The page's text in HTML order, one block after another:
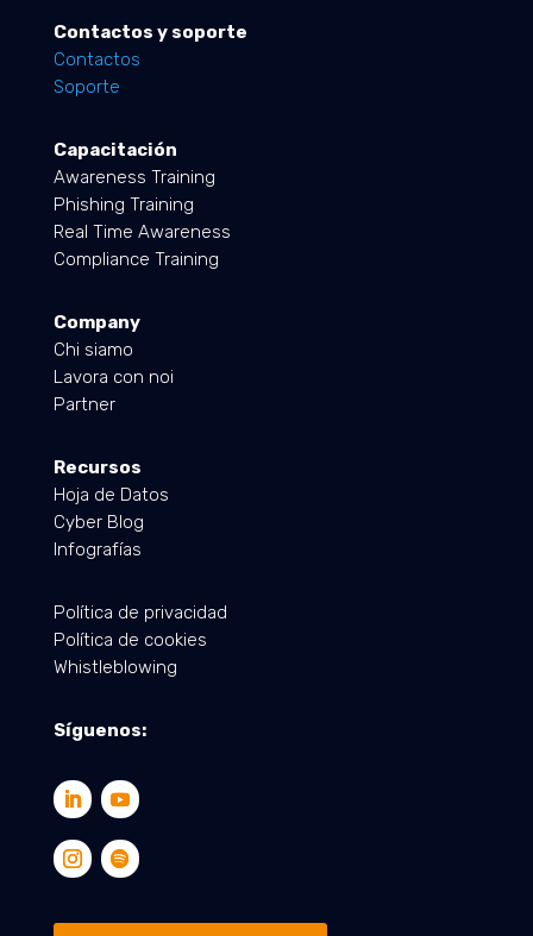
Contactos y soporte
Contactos
Soporte
Capacitación
Awareness Training
Phishing Training
Real Time Awareness
Compliance Training
Company
Chi siamo
Lavora con noi
Partner
Recursos
Hoja de Datos
Cyber Blog
Infografías
Política de privacidad
Política de cookies
Whistleblowing
Síguenos: